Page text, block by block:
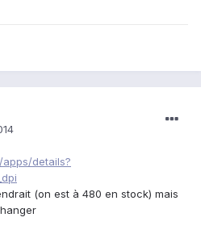
details?
(on est à 480 en stock) mais